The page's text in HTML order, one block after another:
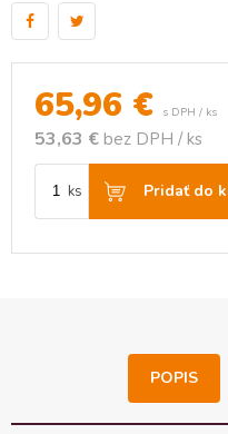
65,96 € s DPH / ks
53,63 € bez DPH / ks
ks Pridať do
POPIS